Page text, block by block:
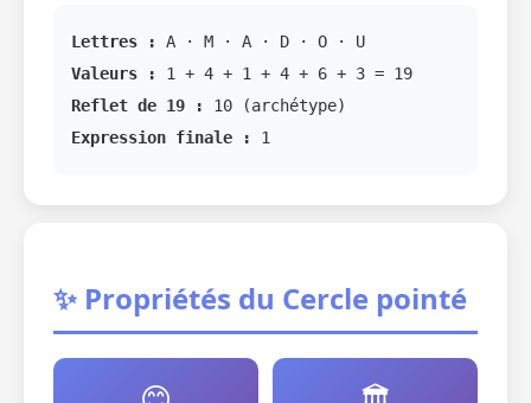
Lettres :
A · M · A · D · O · U
Valeurs :
1 + 4 + 1 + 4 + 6 + 3 = 19
Reflet de 19 :
10 (archétype)
Expression finale :
1
✨ Propriétés du Cercle pointé